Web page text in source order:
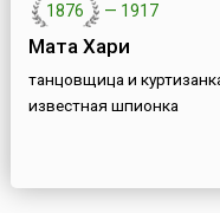
1876 — 1917
Мата Хари
танцовщица и
известная шпионка